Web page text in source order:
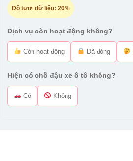
Độ tươi dữ liệu: 20%
Dịch vụ còn hoạt động không?
Còn hoạt động Đã đóng
Hiện có chỗ đậu xe ô tô không?
Có Không